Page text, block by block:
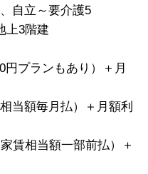
自立～要介護5
上3階建
プランもあり）＋月
当額毎月払）＋月額利
賃相当額一部前払）＋